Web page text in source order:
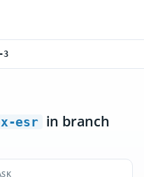
3
esr in branch